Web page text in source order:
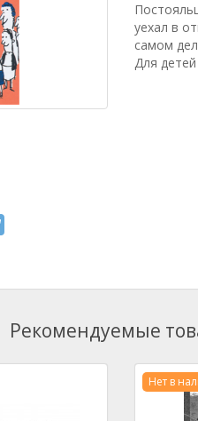
уехал в
самом
Для
Рекомендуемые
Нет в